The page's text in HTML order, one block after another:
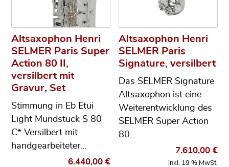
Altsaxophon Henri
SELMER Paris Super
Action 80 II,
versilbert mit
Gravur, Set
Stimmung in Eb Etui
Light Mundstück S 80
C* Versilbert mit
handgearbeiteter…
6.440,00 €
Altsaxophon Henri
SELMER Paris
Signature, versilbert
Das SELMER Signature
Altsaxophon ist eine
Weiterentwicklung des
SELMER Super Action
80…
7.610,00 €
inkl. 19 % MwSt.